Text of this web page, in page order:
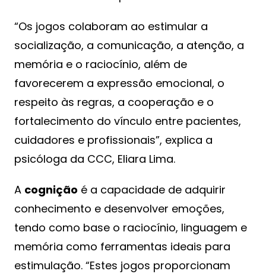
“Os jogos colaboram ao estimular a
socialização, a comunicação, a atenção, a
memória e o raciocínio, além de
favorecerem a expressão emocional, o
respeito às regras, a cooperação e o
fortalecimento do vínculo entre pacientes,
cuidadores e profissionais”, explica a
psicóloga da CCC, Eliara Lima.
A cognição é a capacidade de adquirir
conhecimento e desenvolver emoções,
tendo como base o raciocínio, linguagem e
memória como ferramentas ideais para
estimulação. “Estes jogos proporcionam